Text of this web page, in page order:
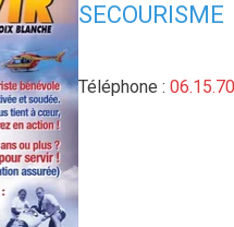
OK
SECOURISME
Téléphone :